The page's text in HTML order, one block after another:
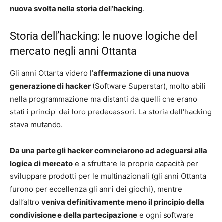
nuova svolta nella storia dell’hacking.
Storia dell’hacking: le nuove logiche del
mercato negli anni Ottanta
Gli anni Ottanta videro l’affermazione di una nuova
generazione di hacker (Software Superstar), molto abili
nella programmazione ma distanti da quelli che erano
stati i principi dei loro predecessori. La storia dell’hacking
stava mutando.
Da una parte gli hacker cominciarono ad adeguarsi alla
logica di mercato e a sfruttare le proprie capacità per
sviluppare prodotti per le multinazionali (gli anni Ottanta
furono per eccellenza gli anni dei giochi), mentre
dall’altro veniva definitivamente meno il principio della
condivisione e della partecipazione e ogni software